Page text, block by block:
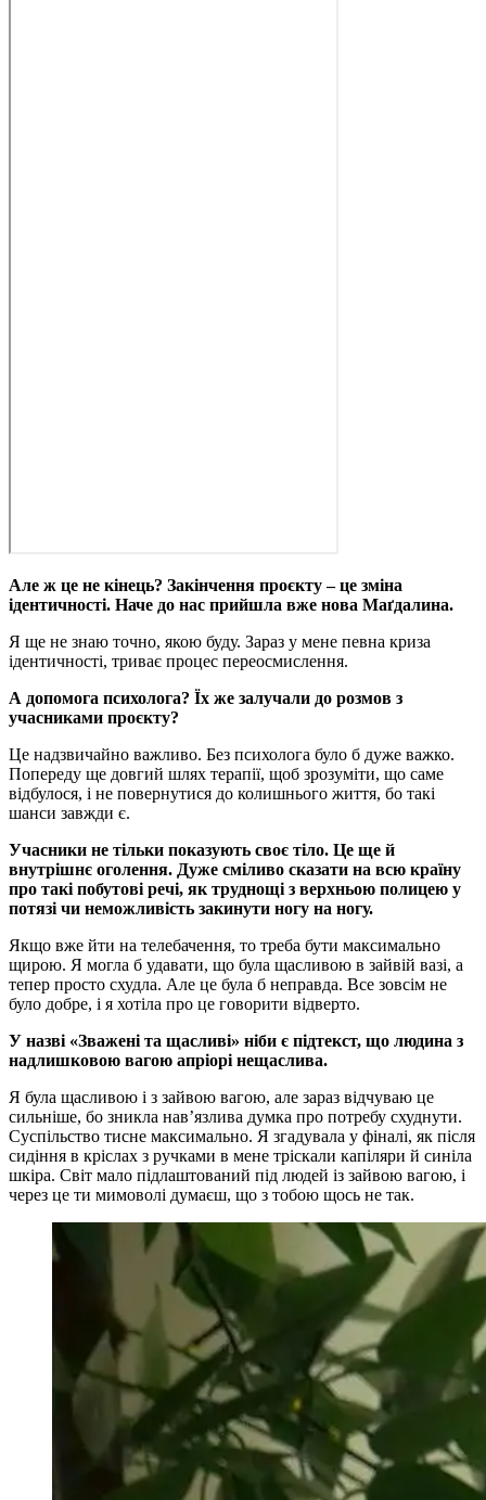
Але ж це не кінець? Закінчення проєкту – це зміна
ідентичності. Наче до нас прийшла вже нова Маґдалина.
Я ще не знаю точно, якою буду. Зараз у мене певна криза
ідентичності, триває процес переосмислення.
А допомога психолога? Їх же залучали до розмов з
учасниками проєкту?
Це надзвичайно важливо. Без психолога було б дуже важко.
Попереду ще довгий шлях терапії, щоб зрозуміти, що саме
відбулося, і не повернутися до колишнього життя, бо такі
шанси завжди є.
Учасники не тільки показують своє тіло. Це ще й
внутрішнє оголення. Дуже сміливо сказати на всю країну
про такі побутові речі, як труднощі з верхньою полицею у
потязі чи неможливість закинути ногу на ногу.
Якщо вже йти на телебачення, то треба бути максимально
щирою. Я могла б удавати, що була щасливою в зайвій вазі, а
тепер просто схудла. Але це була б неправда. Все зовсім не
було добре, і я хотіла про це говорити відверто.
У назві «Зважені та щасливі» ніби є підтекст, що людина з
надлишковою вагою апріорі нещаслива.
Я була щасливою і з зайвою вагою, але зараз відчуваю це
сильніше, бо зникла нав’язлива думка про потребу схуднути.
Суспільство тисне максимально. Я згадувала у фіналі, як після
сидіння в кріслах з ручками в мене тріскали капіляри й синіла
шкіра. Світ мало підлаштований під людей із зайвою вагою, і
через це ти мимоволі думаєш, що з тобою щось не так.